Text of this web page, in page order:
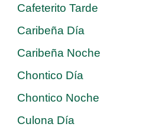
Cafeterito Tarde
Caribeña Día
Caribeña Noche
Chontico Día
Chontico Noche
Culona Día